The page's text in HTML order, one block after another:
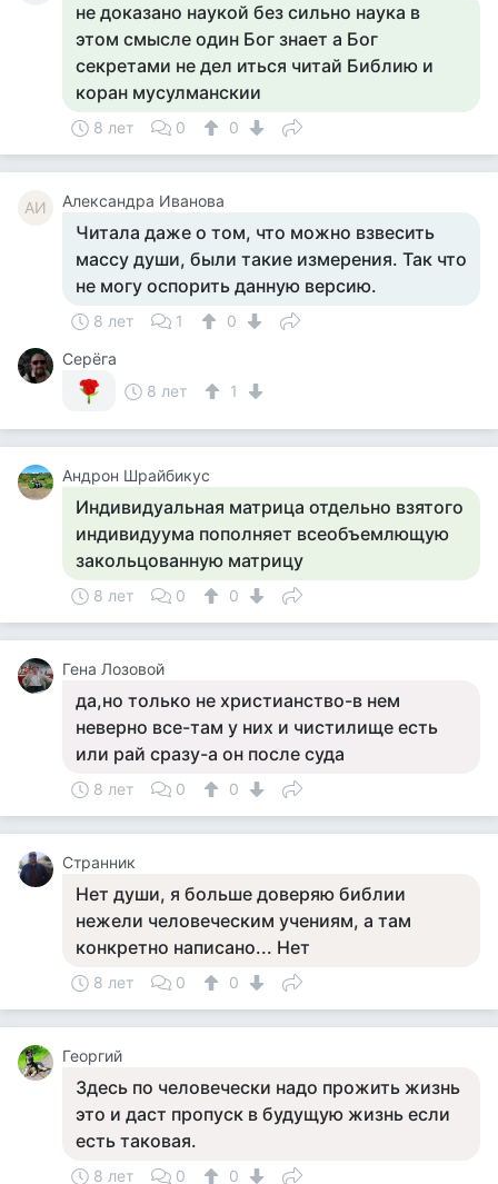
не доказано наукой без сильно наука в
этом смысле один Бог знает а Бог
секретами не дел иться читай Библию и
коран мусулманскии
8 лет 0 0
АИ Александра Иванова
Читала даже о том, что можно взвесить
массу души, были такие измерения. Так что
не могу оспорить данную версию.
8 лет 1
0
Серёга
8 лет
1
Андрон Шрайбикус
Индивидуальная матрица отдельно взятого
индивидуума пополняет всеобъемлющую
закольцованную матрицу
8 лет 0 0
Гена Лозовой
да,но только не христианство-в нем
неверно все-там у них и чистилище есть
или рай сразу-а он после суда
8 лет 0 0
Странник
Нет души, я больше доверяю библии
нежели человеческим учениям, а там
конкретно написано... Нет
8 лет 0 0
Георгий
Здесь по человечески надо прожить жизнь
это и даст пропуск в будущую жизнь если
есть таковая.
8 лет 0 0